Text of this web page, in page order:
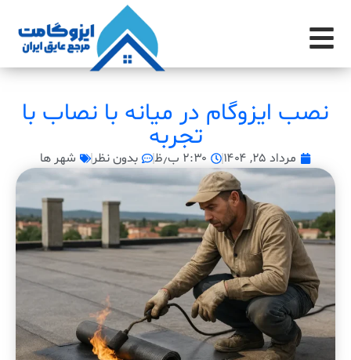
نصب ایزوگام در میانه با نصاب با
تجربه
مرداد ۲۵, ۱۴۰۴ ۲:۳۰ ب٫ظ بدون نظر شهر ها